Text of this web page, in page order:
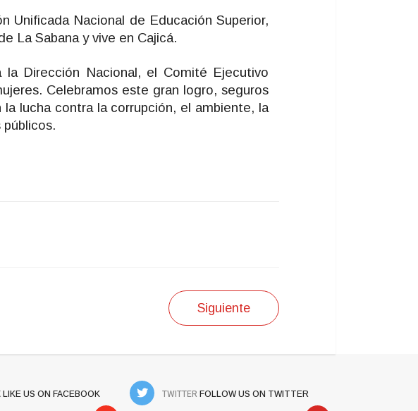
Unificada Nacional de Educación Superior,
La Sabana y vive en Cajicá.
Dirección Nacional, el Comité Ejecutivo
Celebramos este gran logro, seguros
lucha contra la corrupción, el ambiente, la
Siguiente
LIKE US ON FACEBOOK TWITTER FOLLOW US ON TWITTER